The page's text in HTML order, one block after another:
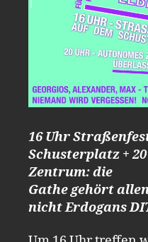
16 Uhr
Schusterplatz +
Zentrum: die
Gathe gehört
nicht Erdogans